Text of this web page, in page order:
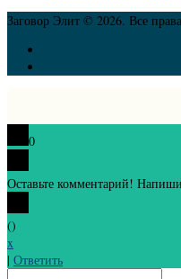
Заговор Элит © 2026. Все
0
Оставьте комментарий!
()
x
| Ответить